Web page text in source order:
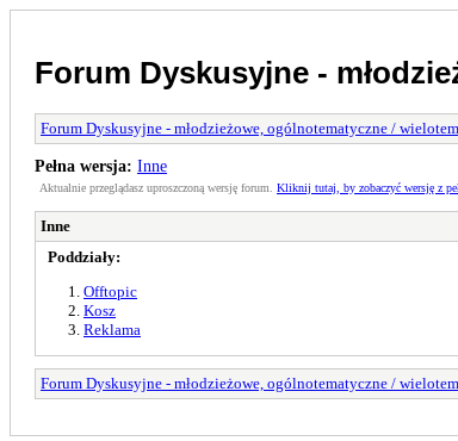
Forum Dyskusyjne -
Forum Dyskusyjne - młodzieżowe, ogólnotematyczne /
Pełna wersja: Inne
Aktualnie przeglądasz uproszczoną wersję forum. Kliknij tutaj, by zobaczyć wersję z
Inne
Poddziały:
Offtopic
Kosz
Reklama
Forum Dyskusyjne - młodzieżowe, ogólnotematyczne /